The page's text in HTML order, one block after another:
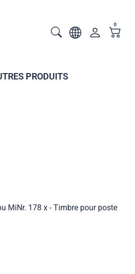
0
PRODUITS
MiNr. 178 x - Timbre pour poste